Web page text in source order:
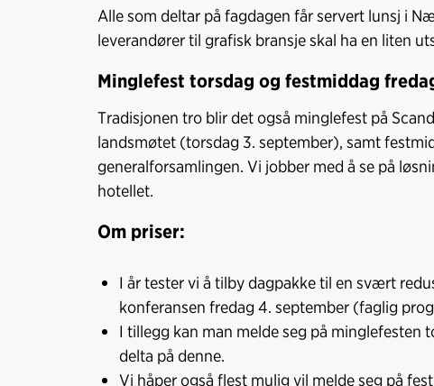
Alle som deltar på fagdagen får servert lunsj i
leverandører til grafisk bransje skal ha en liten
Minglefest torsdag og festmiddag
Tradisjonen tro blir det også minglefest på
landsmøtet (torsdag 3. september), samt
generalforsamlingen. Vi jobber med å se på
hotellet.
Om priser:
I år tester vi å tilby dagpakke til en svært
konferansen fredag 4. september (faglig
I tillegg kan man melde seg på minglefesten
delta på denne.
Vi håper også flest mulig vil melde seg på